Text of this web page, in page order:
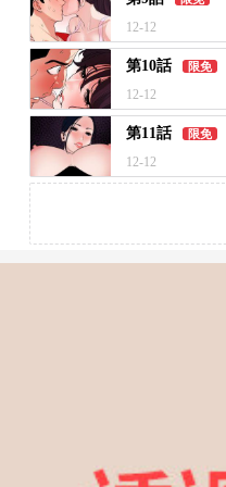
12-12
第10話 限免
12-12
第11話 限免
12-12